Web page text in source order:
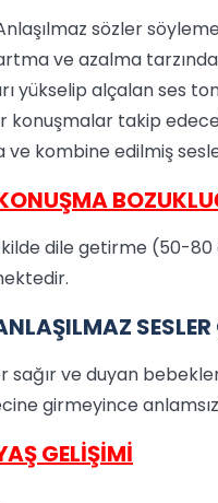
sözler
ve azalma
yükselip alçalan ses
konuşmalar takip
ve kombine edilmiş
dile getirme (50-80
sağır ve duyan
girmeyince
GELİŞİMİ